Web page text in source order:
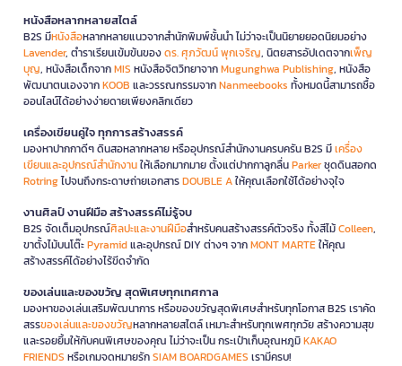
หนังสือหลากหลายสไตล์
B2S มีหนังสือหลากหลายแนวจากสำนักพิมพ์ชั้นนำ ไม่ว่าจะเป็นนิยายยอดนิยมอย่าง
Lavender, ตำราเรียนเข้มข้นของดร. ศุภวัฒน์ พุกเจริญ, นิตยสารอัปเดตจากเพ็ญ
บุญ, หนังสือเด็กจากMIS หนังสือจิตวิทยาจากMugunghwa Publishing, หนังสือ
พัฒนาตนเองจากKOOB และวรรณกรรมจากNanmeebooks ทั้งหมดนี้สามารถซื้อ
ออนไลน์ได้อย่างง่ายดายเพียงคลิกเดียว
เครื่องเขียนคู่ใจ ทุกการสร้างสรรค์
มองหาปากกาดีๆ ดินสอหลากหลาย หรืออุปกรณ์สำนักงานครบครัน B2S มีเครื่อง
เขียนและอุปกรณ์สำนักงานให้เลือกมากมาย ตั้งแต่ปากกาลูกลื่นParkerชุดดินสอกด
Rotringไปจนถึงกระดาษถ่ายเอกสารDOUBLE Aให้คุณเลือกใช้ได้อย่างจุใจ
งานศิลป์ งานฝีมือ สร้างสรรค์ไม่รู้จบ
B2S จัดเต็มอุปกรณ์ศิลปะและงานฝีมือสำหรับคนสร้างสรรค์ตัวจริง ทั้งสีไม้Colleen,
ขาตั้งไม้บนโต๊ะPyramidและอุปกรณ์ DIY ต่างๆ จากMONT MARTEให้คุณ
สร้างสรรค์ได้อย่างไร้ขีดจำกัด
ของเล่นและของขวัญ สุดพิเศษทุกเทศกาล
มองหาของเล่นเสริมพัฒนาการ หรือของขวัญสุดพิเศษสำหรับทุกโอกาส B2S เราคัด
สรรของเล่นและของขวัญหลากหลายสไตล์ เหมาะสำหรับทุกเพศทุกวัย สร้างความสุข
และรอยยิ้มให้กับคนพิเศษของคุณ ไม่ว่าจะเป็น กระเป๋าเก็บอุณหภูมิKAKAO
FRIENDS หรือเกมจดหมายรักSIAM BOARDGAMES เรามีครบ!